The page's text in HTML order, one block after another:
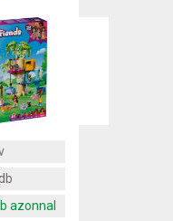
azonnal